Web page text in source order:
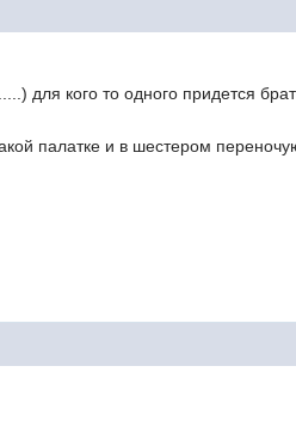
для кого то одного придется
палатке и в шестером